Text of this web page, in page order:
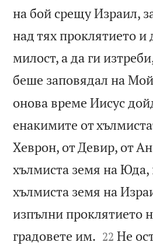
на бой срещу Израил,
над тях проклятието и
милост, а да ги
беше заповядал на
онова време Иисус
енакимите от
Хеврон, от Девир, от
хълмиста земя на Юда,
хълмиста земя на
изпълни проклятието
градовете им. 

22 Не